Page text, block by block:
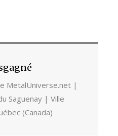
MetalUniverse.net |
Saguenay | Ville
(Canada)